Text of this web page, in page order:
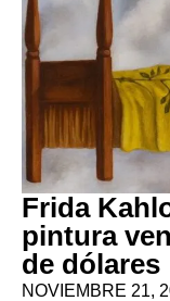
Frida
pintura
de dólares
NOVIEMBRE 21,